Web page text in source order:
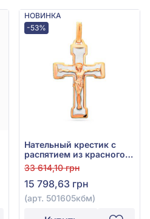
НОВИНКА
-53%
Нательный крестик с
распятием из красного
золота 585°, арт.
501605кбм
33 614,10 грн
15 798,63 грн
(арт. 501605кбм)